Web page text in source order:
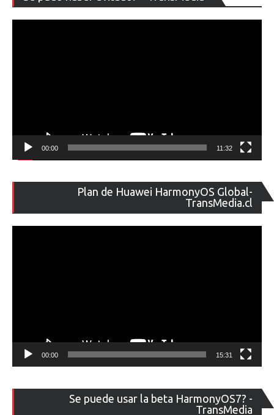
de
00:00 11:32
Plan de Huawei HarmonyOS Global-
TransMedia.cl
de
00:00 15:31
Se puede usar la beta HarmonyOS7? -
TransMedia
de